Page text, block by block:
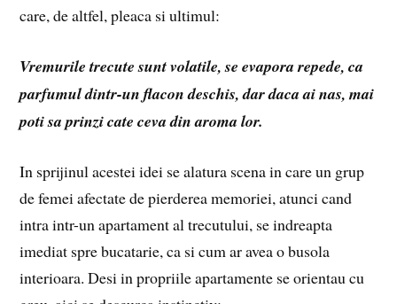
care, de altfel, pleaca si ultimul:
Vremurile trecute sunt volatile, se evapora repede, ca
parfumul dintr-un flacon deschis, dar daca ai nas, mai
poti sa prinzi cate ceva din aroma lor.
In sprijinul acestei idei se alatura scena in care un grup
de femei afectate de pierderea memoriei, atunci cand
intra intr-un apartament al trecutului, se indreapta
imediat spre bucatarie, ca si cum ar avea o busola
interioara. Desi in propriile apartamente se orientau cu